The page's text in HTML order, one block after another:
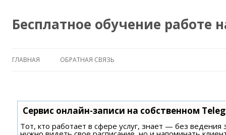
Бесплатное обучение работе
ГЛАВНАЯ ОБРАТНАЯ СВЯЗЬ
Сервис онлайн-записи на собственном
Тот, кто работает в сфере услуг, знает — без ведения